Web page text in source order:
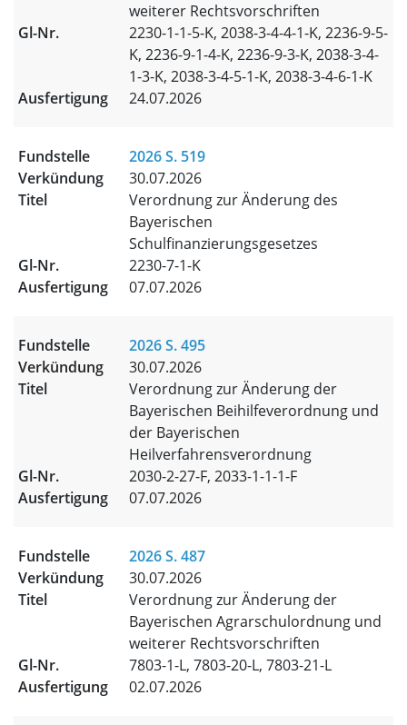
weiterer Rechtsvorschriften
2230-1-1-5-K, 2038-3-4-4-1-K, 2236-9-5-
K, 2236-9-1-4-K, 2236-9-3-K, 2038-3-4-
1-3-K, 2038-3-4-5-1-K, 2038-3-4-6-1-K
24.07.2026
2026 S. 519
30.07.2026
Verordnung zur Änderung des
Bayerischen
Schulfinanzierungsgesetzes
2230-7-1-K
07.07.2026
2026 S. 495
30.07.2026
Verordnung zur Änderung der
Bayerischen Beihilfeverordnung und
der Bayerischen
Heilverfahrensverordnung
2030-2-27-F, 2033-1-1-1-F
07.07.2026
2026 S. 487
30.07.2026
Verordnung zur Änderung der
Bayerischen Agrarschulordnung und
weiterer Rechtsvorschriften
7803-1-L, 7803-20-L, 7803-21-L
02.07.2026